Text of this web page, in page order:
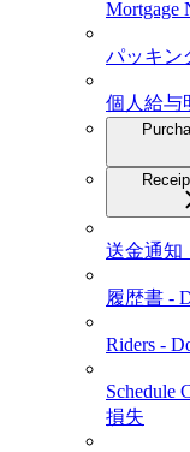
Mortgage
パッキン
個人給与
送金通知
履歴書 -
Riders -
Schedule
損失